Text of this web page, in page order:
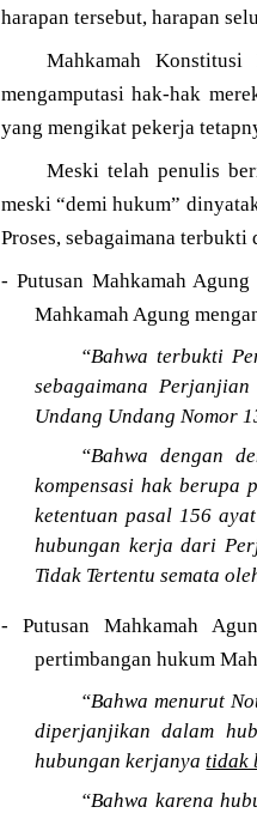
harapan tersebut, harapan
Mahkamah
mengamputasi hak-hak
yang mengikat pekerja
Meski telah penulis
meski “demi hukum”
Proses, sebagaimana terbukti
- Putusan Mahkamah
Mahkamah Agung
“Bahwa terbukti
sebagaimana
Undang Undang Nomor
“Bahwa dengan
kompensasi hak berupa
ketentuan pasal 156
hubungan kerja dari
Tidak Tertentu semata
- Putusan Mahkamah
pertimbangan hukum
“Bahwa menurut
diperjanjikan dalam
hubungan kerjanyatidak
“Bahwa karena